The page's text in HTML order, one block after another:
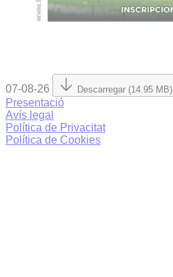
07-08-26 Descarregar (14.95 MB)
Presentació
Avís legal
Política de Privacitat
Política de Cookies